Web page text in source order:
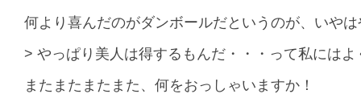
何より喜んだのがダンボールだというのが、いや
> やっぱり美人は得するもんだ・・・って私には
またまたまたまた、何をおっしゃいますか！